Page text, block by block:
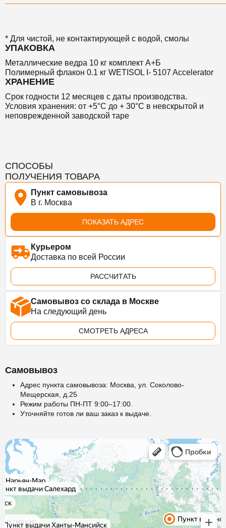
* Для чистой, не контактирующей с водой, смолы
УПАКОВКА
Металлические ведра 10 кг комплект А+Б
Полимерный флакон 0.1 кг WETISOL I- 5107 Accelerator
ХРАНЕНИЕ
Срок годности 12 месяцев с даты производства.
Условия хранения: от +5°С до + 30°С в невскрытой и
неповрежденной заводской таре
СПОСОБЫ
ПОЛУЧЕНИЯ ТОВАРА
Пункт самовывоза
В г. Москва
ПОКАЗАТЬ АДРЕС
Курьером
Доставка по всей России
РАССЧИТАТЬ
Самовывоз со склада в Москве
На следующий день
СМОТРЕТЬ АДРЕСА
Самовывоз
Адрес пункта самовывоза: Москва, ул. Соколово-
Мещерская, д.25
Режим работы ПН-ПТ 9:00–17:00.
Уточняйте готов ли ваш заказ к выдаче.